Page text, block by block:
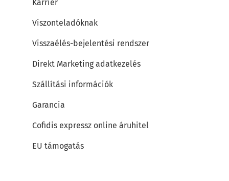
Karrier
Viszonteladóknak
Visszaélés-bejelentési rendszer
Direkt Marketing adatkezelés
Szállítási információk
Garancia
Cofidis expressz online áruhitel
EU támogatás